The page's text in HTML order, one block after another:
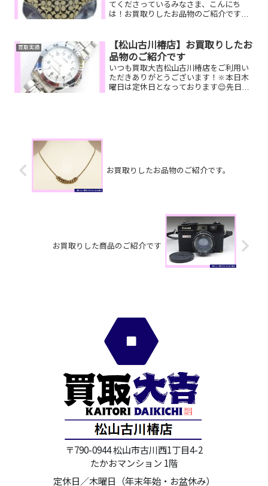
てくださっているみなさま、こんにち
は！お買取りしたお品物のご紹介です☆
て！現在イベント開催中です(^^♪11,500
円以上ご成約の...
買取実績
【松山古川椿店】お買取りしたお
品物のご紹介です
いつも買取大吉松山古川椿店をご利用い
ただきありがとうございます！🔆本日木
曜日は定休日となっております😌先日お
お買取りしたお品物のご紹介です。
お買取りした商品のご紹介です
〒790-0944 松山市古川西1丁目4-2
たかおマンション 1階
定休日／木曜日（年末年始・お盆休み）